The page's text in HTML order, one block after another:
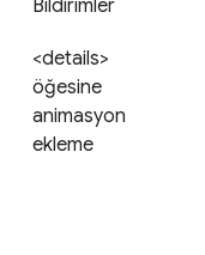
Bildirimler
<details>
öğesine
animasyon
ekleme